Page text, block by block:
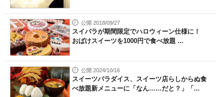
公開 2018/09/27
スイパラが期間限定でハロウィーン仕様に！
おばけスイーツを1000円で食べ放題 ...
公開 2024/10/16
スイーツパラダイス、スイーツ店らしからぬ食
べ放題新メニューに「なん……だと？」「...